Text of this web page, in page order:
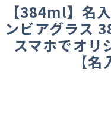
【384ml】名
ンビアグラス
スマホでオリ
【